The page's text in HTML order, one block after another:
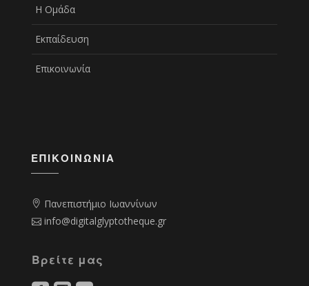
Η Ομάδα
Εκπαίδευση
Επικοινωνία
ΕΠΙΚΟΙΝΩΝΊΑ
Πανεπιστήμιο Ιωαννίνων
info@digitalglyptotheque.gr
Βρείτε μας